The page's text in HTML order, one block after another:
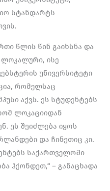
სტანდარტს
წლის წინ გაიხსნა და
ისე
უნივერსიტეტი
რომელსაც
აქვს. ეს სტუდენტებს
ლოკაციიდან
ეს შეიძლება იყოს
და ჩინეთიც კი.
საქართველოში
ჰქონდეთ,“ – განაცხადა